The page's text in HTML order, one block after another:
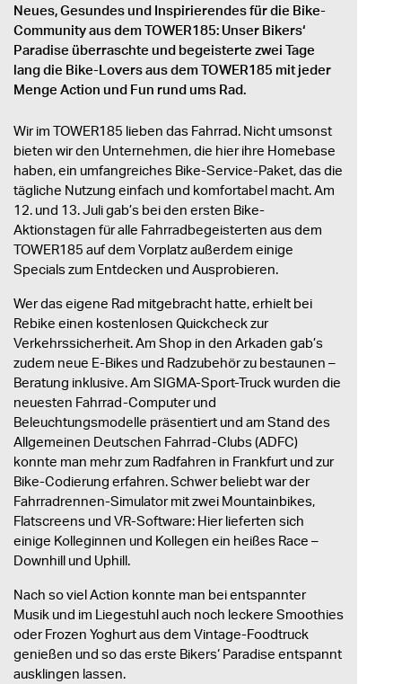
Neues, Gesundes und Inspirierendes für die Bike-
Community aus dem TOWER185: Unser Bikers‘
Paradise überraschte und begeisterte zwei Tage
lang die Bike-Lovers aus dem TOWER185 mit jeder
Menge Action und Fun rund ums Rad.
Wir im TOWER185 lieben das Fahrrad. Nicht umsonst
bieten wir den Unternehmen, die hier ihre Homebase
haben, ein umfangreiches Bike-Service-Paket, das die
tägliche Nutzung einfach und komfortabel macht. Am
12. und 13. Juli gab’s bei den ersten Bike-
Aktionstagen für alle Fahrradbegeisterten aus dem
TOWER185 auf dem Vorplatz außerdem einige
Specials zum Entdecken und Ausprobieren.
Wer das eigene Rad mitgebracht hatte, erhielt bei
Rebike einen kostenlosen Quickcheck zur
Verkehrssicherheit. Am Shop in den Arkaden gab’s
zudem neue E-Bikes und Radzubehör zu bestaunen –
Beratung inklusive. Am SIGMA-Sport-Truck wurden die
neuesten Fahrrad-Computer und
Beleuchtungsmodelle präsentiert und am Stand des
Allgemeinen Deutschen Fahrrad-Clubs (ADFC)
konnte man mehr zum Radfahren in Frankfurt und zur
Bike-Codierung erfahren. Schwer beliebt war der
Fahrradrennen-Simulator mit zwei Mountainbikes,
Flatscreens und VR-Software: Hier lieferten sich
einige Kolleginnen und Kollegen ein heißes Race –
Downhill und Uphill.
Nach so viel Action konnte man bei entspannter
Musik und im Liegestuhl auch noch leckere Smoothies
oder Frozen Yoghurt aus dem Vintage-Foodtruck
genießen und so das erste Bikers‘ Paradise entspannt
ausklingen lassen.